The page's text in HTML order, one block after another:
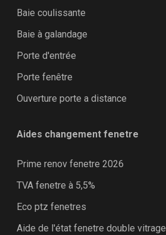
Baie coulissante
Baie à galandage
Porte d'entrée
Porte fenêtre
Ouverture porte a distance
Aides changement fenetre
Prime renov fenetre 2026
TVA fenetre à 5,5%
Eco ptz fenetres
Aide de l'état fenetre double vitrage